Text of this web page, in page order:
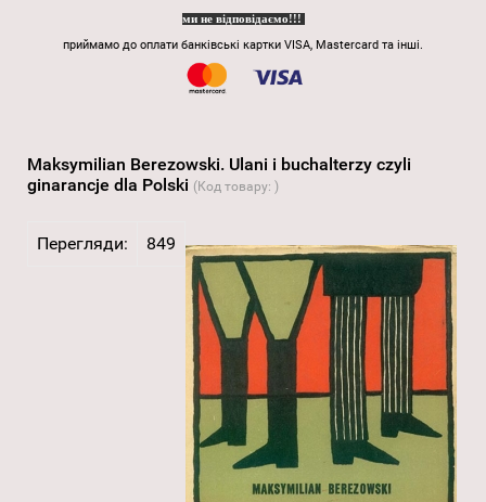
ми не відповідаємо!!!
приймамо до оплати банківські картки VISA, Mastercard та інші.
Maksymilian Berezowski. Ulani i buchalterzy czyli
ginarancje dla Polski (Код товару: )
Перегляди: 849